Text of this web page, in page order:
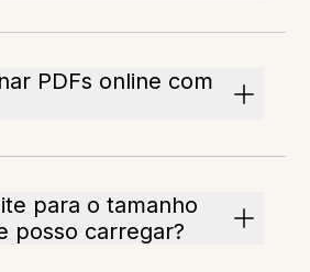
PDFs online com
para o tamanho
posso carregar?